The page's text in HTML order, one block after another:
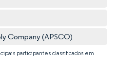
Company (APSCO)
participantes classificados em